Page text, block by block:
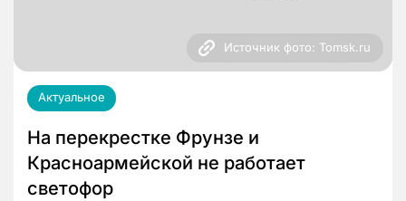
Источник фото: Tomsk.ru
Актуальное
На перекрестке Фрунзе и
Красноармейской не работает
светофор